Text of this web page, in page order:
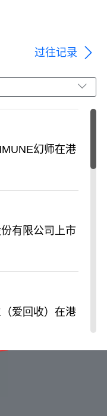
过往记录
幻师在港
有限公司上市
爱回收）在港
及投资机构介